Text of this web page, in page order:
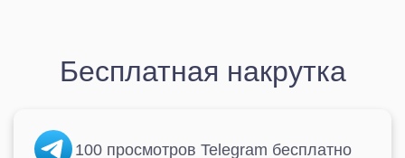
Бесплатная накрутка
100 просмотров Telegram бесплатно